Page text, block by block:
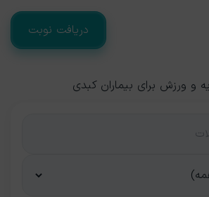
دریافت نوبت
و ورزش برای بیماران کبدی